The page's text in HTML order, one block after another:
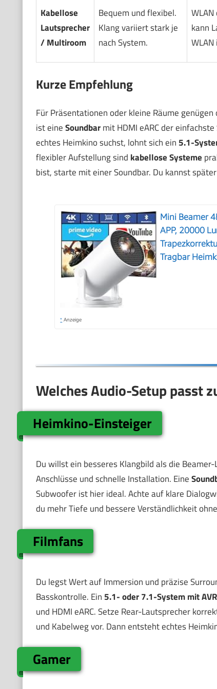
Kabellose
Lautsprecher
/ Multiroom
Bequem und flexibel.
Klang variiert stark je
nach System.
kann
Kurze Empfehlung
Für Präsentationen oder kleine Räume
ist eineSoundbarmit HDMI eARC der
echtes Heimkino suchst, lohnt sich ein 5.1-
flexibler Aufstellung sind kabellose Systeme
bist, starte mit einer Soundbar. Du kannst
Mini Beamer
APP, 20000
Tragbar
* Anzeige
Welches Audio-Setup passt
Heimkino-Einsteiger
Du willst ein besseres Klangbild als die
Anschlüsse und schnelle Installation. Eine
Subwoofer ist hier ideal. Achte auf klare
du mehr Tiefe und bessere Verständlichkeit
Filmfans
Du legst Wert auf Immersion und präzise
Basskontrolle. Ein 5.1- oder 7.1-System mit AVR
und HDMI eARC. Setze Rear-Lautsprecher
und Kabelweg vor. Dann entsteht echtes
Gamer